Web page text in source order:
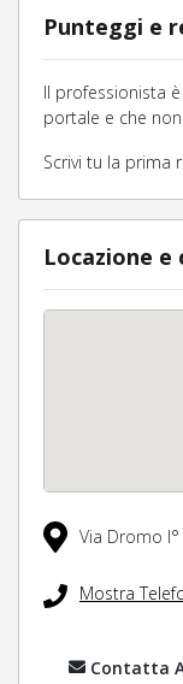
Punteggi e
Il professionista
portale e che
Scrivi tu la prima
Locazione
Via Dromo
Mostra
Contatta